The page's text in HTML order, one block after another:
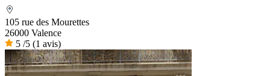
105 rue des Mourettes
26000 Valence
5 /5 (1 avis)